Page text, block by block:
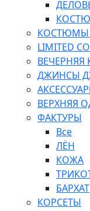
КОСТЮМЫ
LIMITED
ВЕЧЕРНЯЯ
ДЖИНСЫ
ВЕРХНЯЯ
ФАКТУРЫ
Все
ЛЁН
КОЖА
БАРХАТ
КОРСЕТЫ